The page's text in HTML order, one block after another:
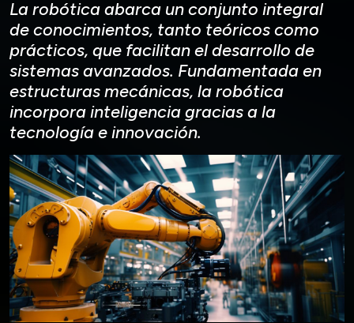
La robótica abarca un conjunto integral
de conocimientos, tanto teóricos como
prácticos, que facilitan el desarrollo de
sistemas avanzados. Fundamentada en
estructuras mecánicas, la robótica
incorpora inteligencia gracias a la
tecnología e innovación.